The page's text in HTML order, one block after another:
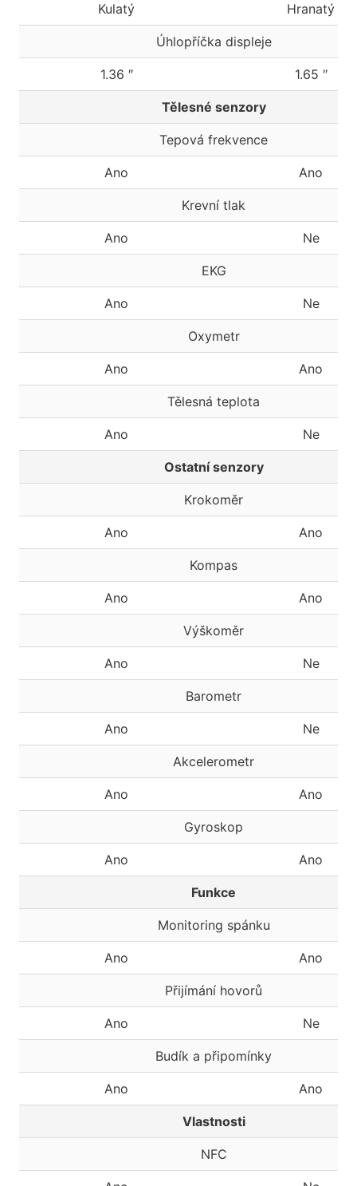
Kulatý Hranatý
Úhlopříčka displeje
1.36 ″ 1.65 ″
Tělesné senzory
Tepová frekvence
Ano Ano
Krevní tlak
Ano Ne
EKG
Ano Ne
Oxymetr
Ano Ano
Tělesná teplota
Ano Ne
Ostatní senzory
Krokoměr
Ano Ano
Kompas
Ano Ano
Výškoměr
Ano Ne
Barometr
Ano Ne
Akcelerometr
Ano Ano
Gyroskop
Ano Ano
Funkce
Monitoring spánku
Ano Ano
Přijímání hovorů
Ano Ne
Budík a připomínky
Ano Ano
Vlastnosti
NFC